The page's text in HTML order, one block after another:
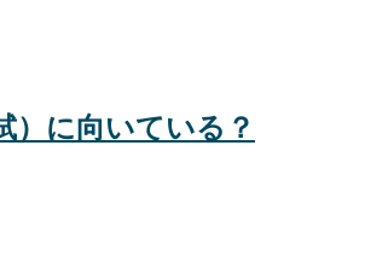
）に向いている？